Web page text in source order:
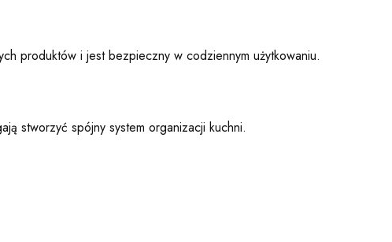
produktów i jest bezpieczny w codziennym użytkowaniu.
stworzyć spójny system organizacji kuchni.